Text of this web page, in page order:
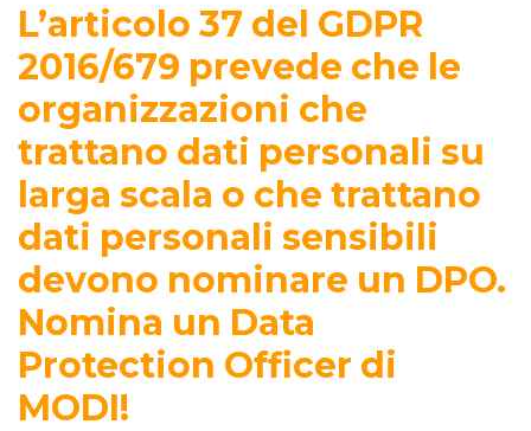
CONTATTACI
Questionario
Blog e info
FAQ
L’articolo 37 del GDPR
2016/679 prevede che le
organizzazioni che
trattano dati personali su
larga scala o che trattano
dati personali sensibili
devono nominare un DPO.
Nomina un Data
Protection Officer di
MODI!